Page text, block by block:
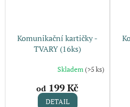
Komunikační kartičky -
TVARY (16ks)
Skladem (>5 ks)
od 199 Kč
DETAIL